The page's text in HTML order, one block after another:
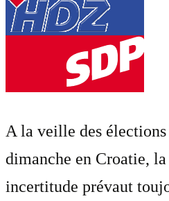
A la veille des
dimanche en Croatie,
incertitude prévaut